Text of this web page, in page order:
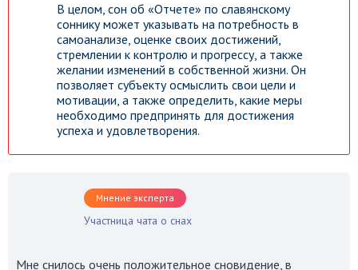
В целом, сон об «Отчете» по славянскому
соннику может указывать на потребность в
самоанализе, оценке своих достижений,
стремлении к контролю и прогрессу, а также
желании изменений в собственной жизни. Он
позволяет субъекту осмыслить свои цели и
мотивации, а также определить, какие меры
необходимо предпринять для достижения
успеха и удовлетворения.
Мнение эксперта
Участница чата о снах
Мне снилось очень положительное сновидение, в